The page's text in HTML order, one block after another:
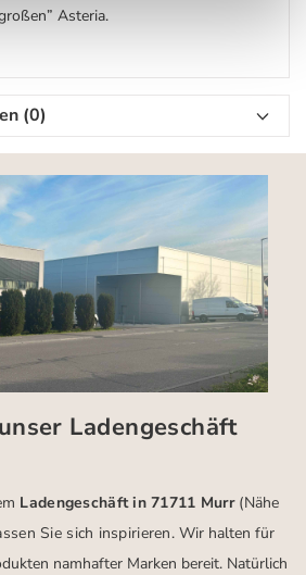
Asteria.
(0)
Ladengeschäft
Ladengeschäft in 71711 Murr (Nähe
Sie sich inspirieren.Wir halten für
namhafter Marken bereit. Natürlich